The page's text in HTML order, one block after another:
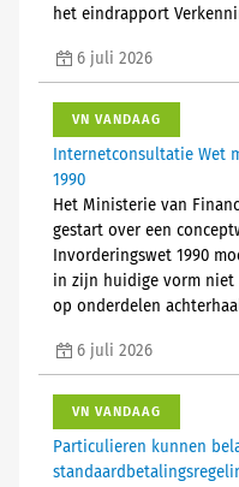
het eindrapport
6 juli 2026
VN VANDAAG
Internetconsultatie Wet
1990
Het Ministerie van
gestart over een
Invorderingswet 1990
in zijn huidige vorm
op onderdelen
6 juli 2026
VN VANDAAG
Particulieren kunnen